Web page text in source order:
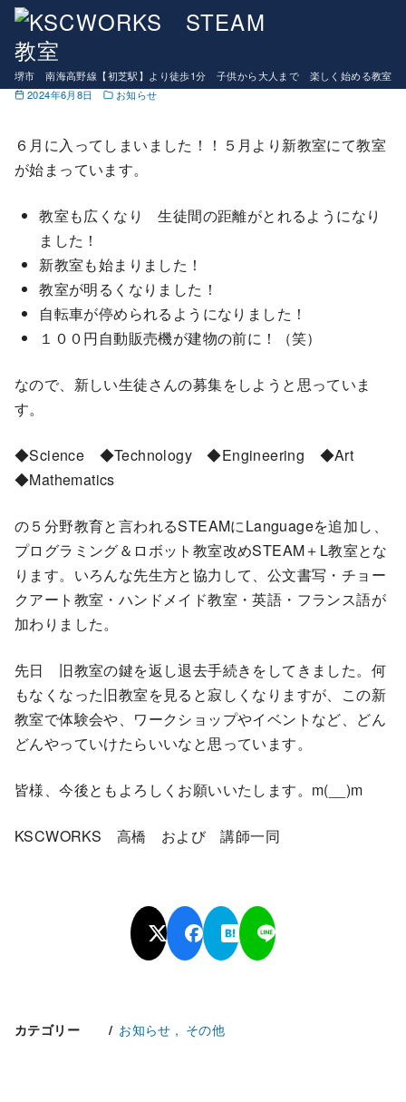
ン堺市 南海高野線【初芝駅】より徒歩1分 子供から大人まで 楽しく始める教室
マインクラフトコース９月開講！！生徒募集中
遅くなりましたが新教室にてご挨拶
2024年6月8日 お知らせ
６月に入ってしまいました！！５月より新教室にて教室
が始まっています。
教室も広くなり 生徒間の距離がとれるようになり
ました！
新教室も始まりました！
教室が明るくなりました！
自転車が停められるようになりました！
１００円自動販売機が建物の前に！（笑）
なので、新しい生徒さんの募集をしようと思っていま
す。
◆Science ◆Technology ◆Engineering ◆Art
◆Mathematics
の５分野教育と言われるSTEAMにLanguageを追加し、
プログラミング＆ロボット教室改めSTEAM＋L教室とな
ります。いろんな先生方と協力して、公文書写・チョー
クアート教室・ハンドメイド教室・英語・フランス語が
加わりました。
先日 旧教室の鍵を返し退去手続きをしてきました。何
もなくなった旧教室を見ると寂しくなりますが、この新
教室で体験会や、ワークショップやイベントなど、どん
どんやっていけたらいいなと思っています。
皆様、今後ともよろしくお願いいたします。m(__)m
KSCWORKS 高橋 および 講師一同
カテゴリー お知らせ その他